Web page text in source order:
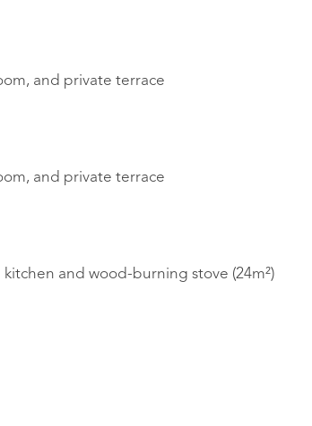
and private terrace
and private terrace
and wood-burning stove (24m²)